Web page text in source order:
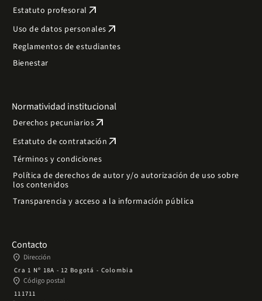
Estatuto profesoral arrow_outward
Uso de datos personales arrow_outward
Reglamentos de estudiantes
Bienestar
Normatividad institucional
Derechos pecuniariosarrow_outward
Estatuto de contratación arrow_outward
Términos y condiciones
Política de derechos de autor y/o autorización de uso sobre
los contenidos
Transparencia y acceso a la información pública
Contacto
place Dirección
Cra 1 Nº 18A - 12 Bogotá - Colombia
place Código postal
111711